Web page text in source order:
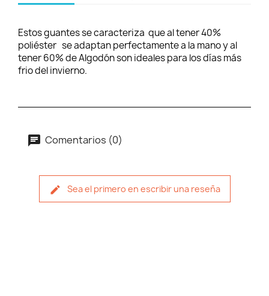
Estos guantes se caracteriza que al tener 40%
poliéster se adaptan perfectamente a la mano y al
tener 60% de Algodón son ideales para los días más
frio del invierno.
Comentarios (0)
Sea el primero en escribir una reseña